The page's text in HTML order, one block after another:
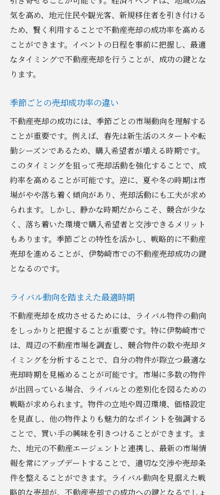
気を高め、地元住民や観光客、新規移住者を引き付ける
ため、賢く利用することで不動産売却の成功率を高める
ことができます。イベントの日程を事前に把握し、最適
なタイミングで不動産売却を行うことが、成功の鍵とな
ります。
季節ごとの売却成功率の違い
不動産売却の成功には、季節ごとの市場動向を理解する
ことが重要です。例えば、春先は新生活のスタートや転
勤シーズンであるため、購入希望者が増える時期です。
このタイミングを狙って売却活動を強化することで、成
約率を高めることが可能です。逆に、夏や冬の時期は市
場がやや落ち着く傾向があり、売却活動にも工夫が求め
られます。しかし、静かな時期だからこそ、競合が少な
く、落ち着いた環境で購入希望者と交渉できるメリット
もあります。季節ごとの特性を活かし、戦略的に不動産
売却を進めることが、伊勢崎市での不動産売却成功の鍵
となるのです。
ライバル動向を踏まえた最適時期
不動産売却を成功させるためには、ライバル物件の動向
をしっかりと把握することが重要です。特に伊勢崎市で
は、周辺の不動産市場を調査し、競合物件の数や売却タ
イミングを分析することで、自分の物件が際立つ最適な
売却時期を見極めることが可能です。市場に多数の物件
が出回っている場合、ライバルとの差別化を図るための
戦略が求められます。物件の立地や周辺環境、価格設定
を見直し、他の物件よりも魅力的なポイントを強調する
ことで、買い手の興味を引きつけることができます。ま
た、地元の不動産エージェントと連携し、最新の市場情
報を常にアップデートすることで、適切な交渉や売却条
件を整えることができます。ライバル動向を見据えた戦
略的な売却が、不動産売却での成功への鍵となるでしょ